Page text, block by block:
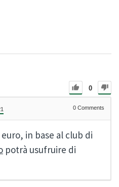
0
0 Comments
in base al club di
potrà usufruire di